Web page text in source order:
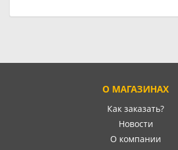
О МАГАЗИНАХ
Как заказать?
Новости
О компании